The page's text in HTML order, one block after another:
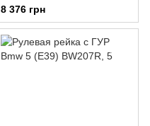
8 376 грн